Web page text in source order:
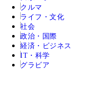
クルマ
ライフ・文化
社会
政治・国際
経済・ビジネス
IT・科学
グラビア